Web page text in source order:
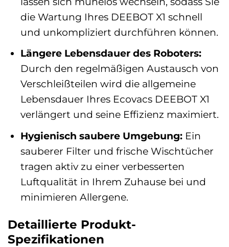
die Wartung Ihres DEEBOT X1 schnell
und unkompliziert durchführen können.
Längere Lebensdauer des Roboters:
Durch den regelmäßigen Austausch von
Verschleißteilen wird die allgemeine
Lebensdauer Ihres Ecovacs DEEBOT X1
verlängert und seine Effizienz maximiert.
Hygienisch saubere Umgebung:Ein
sauberer Filter und frische Wischtücher
tragen aktiv zu einer verbesserten
Luftqualität in Ihrem Zuhause bei und
minimieren Allergene.
Detaillierte Produkt-
Spezifikationen